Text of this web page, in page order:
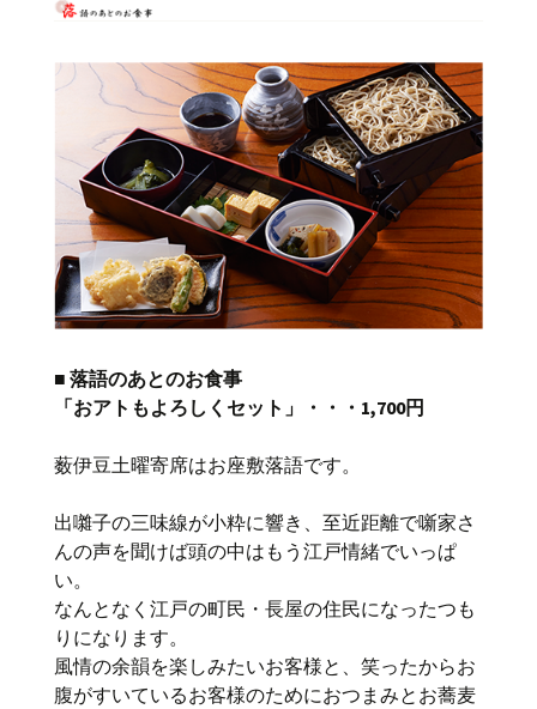
■ 落語のあとのお食事
「おアトもよろしくセット」・・・1,700円
薮伊豆土曜寄席はお座敷落語です。
出囃子の三味線が小粋に響き、至近距離で噺家さ
んの声を聞けば頭の中はもう江戸情緒でいっぱ
い。
なんとなく江戸の町民・長屋の住民になったつも
りになります。
風情の余韻を楽しみたいお客様と、笑ったからお
腹がすいているお客様のためにおつまみとお蕎麦